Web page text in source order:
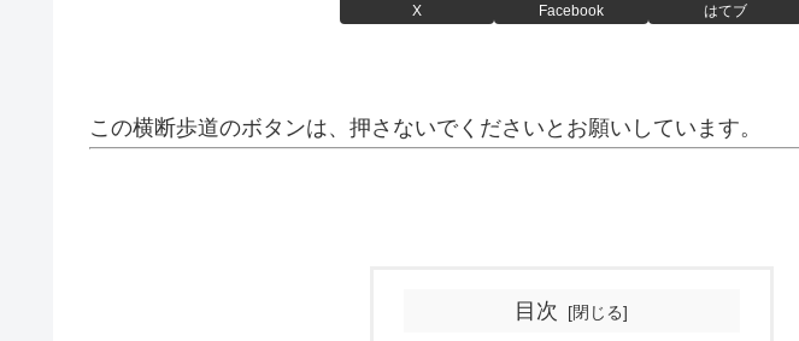
X Facebook はてブ
この横断歩道のボタンは、押さないでくださいとお願いしています。
目次